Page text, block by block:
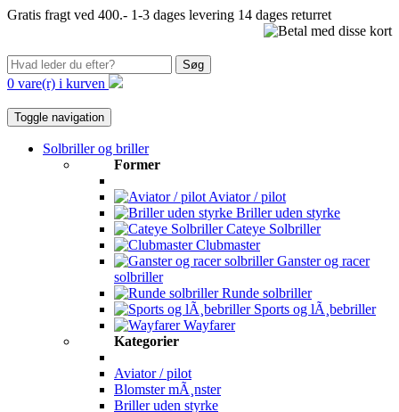
Gratis fragt ved 400.- 1-3 dages levering 14 dages returret
Søg
0 vare(r) i kurven
Toggle navigation
Solbriller og briller
Former
Aviator / pilot
Briller uden styrke
Cateye Solbriller
Clubmaster
Ganster og racer
solbriller
Runde solbriller
Sports og lÃ¸bebriller
Wayfarer
Kategorier
Aviator / pilot
Blomster mÃ¸nster
Briller uden styrke